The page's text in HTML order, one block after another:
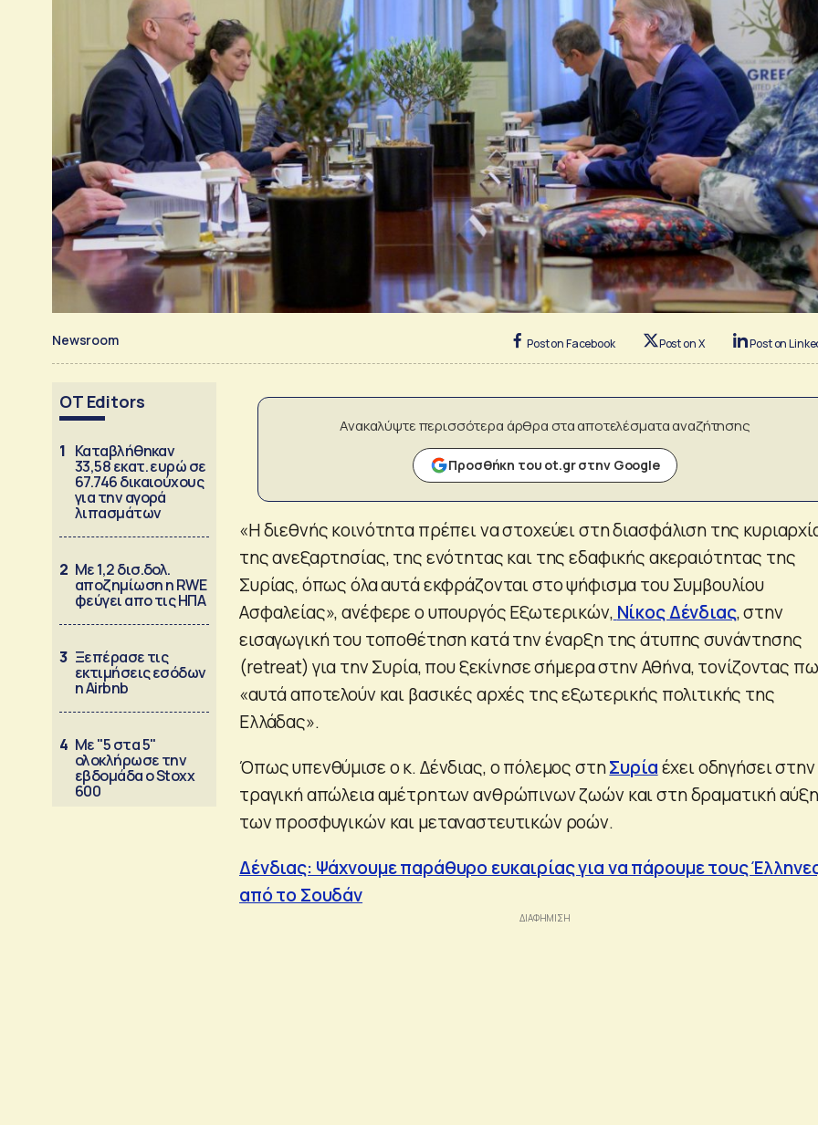
Newsroom Post on Facebook Post on X Post on
OT Editors
1 Καταβλήθηκαν
33,58 εκατ. ευρώ σε
67.746 δικαιούχους
για την αγορά
λιπασμάτων
2 Με 1,2 δισ.δολ.
αποζημίωση η RWE
φεύγει απο τις ΗΠΑ
3 Ξεπέρασε τις
εκτιμήσεις εσόδων
η Airbnb
4 Με "5 στα 5"
ολοκλήρωσε την
εβδομάδα ο Stoxx
600
Ανακαλύψτε περισσότερα άρθρα στα αποτελέσματα αναζήτησης
Προσθήκη του ot.gr στην Google
«Η διεθνής κοινότητα πρέπει να στοχεύει στη διασφάλιση της
της ανεξαρτησίας, της ενότητας και της εδαφικής ακεραιότητας της
Συρίας, όπως όλα αυτά εκφράζονται στο ψήφισμα του Συμβουλίου
Ασφαλείας», ανέφερε ο υπουργός Εξωτερικών, Νίκος Δένδιας, στην
εισαγωγική του τοποθέτηση κατά την έναρξη της άτυπης συνάντησης
(retreat) για την Συρία, που ξεκίνησε σήμερα στην Αθήνα, τονίζοντας
«αυτά αποτελούν και βασικές αρχές της εξωτερικής πολιτικής της
Ελλάδας».
Όπως υπενθύμισε ο κ. Δένδιας, ο πόλεμος στηΣυρίαέχει οδηγήσει στην
τραγική απώλεια αμέτρητων ανθρώπινων ζωών και στη δραματική
των προσφυγικών και μεταναστευτικών ροών.
Δένδιας: Ψάχνουμε παράθυρο ευκαιρίας για να πάρουμε τους
από το Σουδάν